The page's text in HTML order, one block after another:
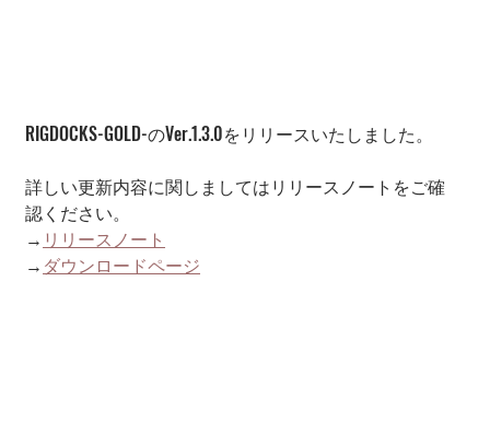
RIGDOCKS-GOLD-のVer.1.3.0をリリースいたしました。
詳しい更新内容に関しましてはリリースノートをご確
認ください。
→ リリースノート
→ ダウンロードページ